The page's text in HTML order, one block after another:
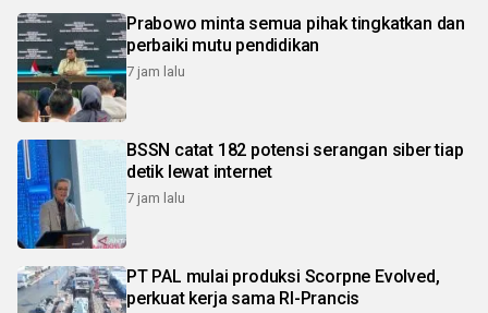
Prabowo minta semua pihak tingkatkan dan
perbaiki mutu pendidikan
7 jam lalu
BSSN catat 182 potensi serangan siber tiap
detik lewat internet
7 jam lalu
PT PAL mulai produksi Scorpne Evolved,
perkuat kerja sama RI-Prancis